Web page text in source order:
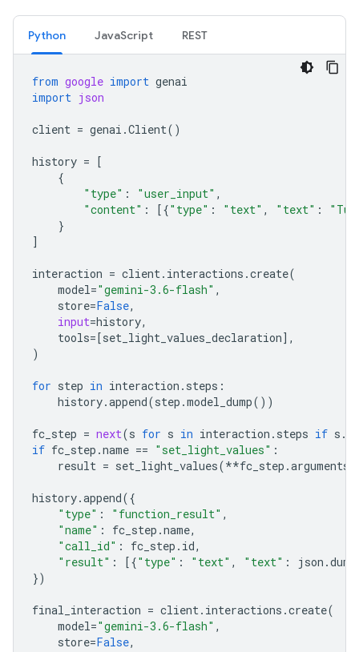
Python JavaScript REST
from google import genai
import json
client = genai .Client()
history =
[
{
"type" : "user_input" ,
"content" : [{"type" : "text" , "text" :
}
]
interaction = client. interactions .create(
model="gemini-3.6-flash" ,
store=False,
input=history,
tools= [set_light_values_declaration],
)
for step in interaction . steps :
history.append(step .model_dump())
fc_step = next(s for s in interaction . steps if s .
if fc_step .name == "set_light_values" :
result = set_light_values(**fc_step .arguments
history.append({
"type" : "function_result" ,
"name" : fc_step .name,
"call_id" : fc_step . id,
"result" : [{"type" : "text" , "text" : json .
})
final_interaction = client. interactions .create(
model="gemini-3.6-flash" ,
store=False,